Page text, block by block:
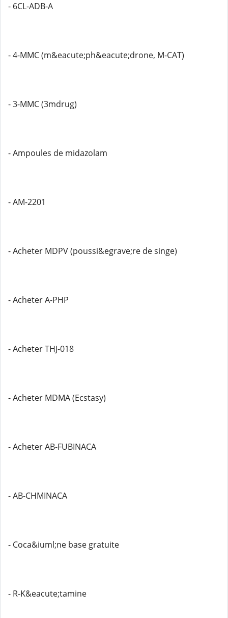
- 6CL-ADB-A
- 4-MMC (m&eacute;ph&eacute;drone, M-CAT)
- 3-MMC (3mdrug)
- Ampoules de midazolam
- AM-2201
- Acheter MDPV (poussi&egrave;re de singe)
- Acheter A-PHP
- Acheter THJ-018
- Acheter MDMA (Ecstasy)
- Acheter AB-FUBINACA
- AB-CHMINACA
- Coca&iuml;ne base gratuite
- R-K&eacute;tamine